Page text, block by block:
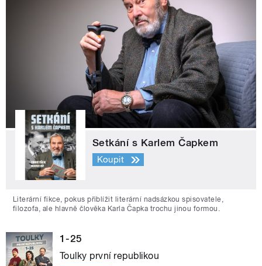
Setkání s Karlem Čapkem
Koupit
Literární fikce, pokus přiblížit literární nadsázkou spisovatele,
filozofa, ale hlavně člověka Karla Čapka trochu jinou formou.
1-25
Toulky první republikou